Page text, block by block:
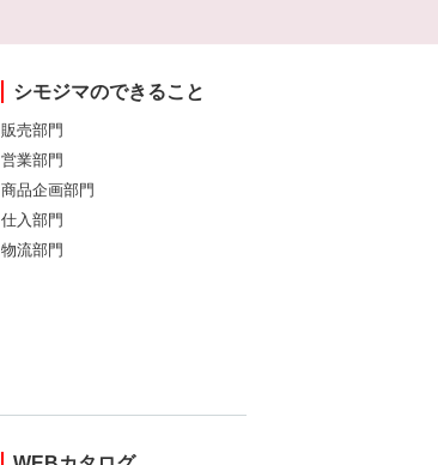
シモジマのできること
販売部門
営業部門
商品企画部門
仕入部門
物流部門